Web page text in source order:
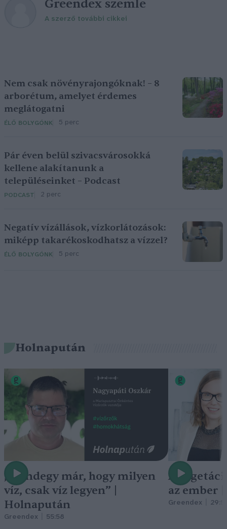
Greendex szemle
A szerző további cikkei
Nem csak növényrajongóknak! – 8
arborétum, amelyet érdemes
meglátogatni
ÉLŐ BOLYGÓNK 5 perc
Pár éven belül szivacsvárosokká
kellene alakítanunk a
településeinket – Podcast
PODCAST 2 perc
Negatív vízállások, vízkorlátozások:
miképp takarékoskodhatsz a vízzel?
ÉLŐ BOLYGÓNK 5 perc
Holnapután
„Mindegy már, hogy milyen
víz, csak víz legyen” |
Holnapután
Greendex 55:58
A
az ember
Greendex